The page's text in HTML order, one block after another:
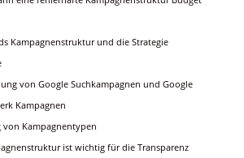
Kampagnenstruktur und die Strategie
von Google Suchkampagnen und Google
Kampagnen
von Kampagnentypen
ist wichtig für die Transparenz